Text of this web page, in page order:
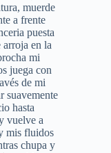
muerde
a frente
puesta
arroja en la
mi
juega con
de mi
suavemente
hasta
vuelve a
mis fluidos
chupa y